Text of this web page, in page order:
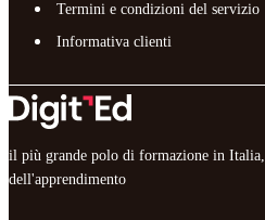
Termini e condizioni del servizio
Informativa clienti
il più grande polo di formazione in
dell'apprendimento